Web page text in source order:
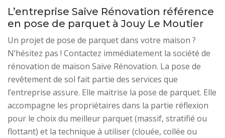
L’entreprise Saive Rénovation référence
en pose de parquet à Jouy Le Moutier
Un projet de pose de parquet dans votre maison ?
N’hésitez pas ! Contactez immédiatement la société de
rénovation de maison Saive Rénovation. La pose de
revêtement de sol fait partie des services que
l’entreprise assure. Elle maitrise la pose de parquet. Elle
accompagne les propriétaires dans la partie réflexion
pour le choix du meilleur parquet (massif, stratifié ou
flottant) et la technique à utiliser (clouée, collée ou